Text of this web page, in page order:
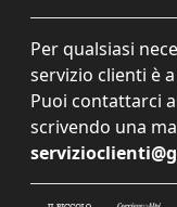
Per qualsiasi
servizio clienti è
Puoi contattarci
scrivendo una